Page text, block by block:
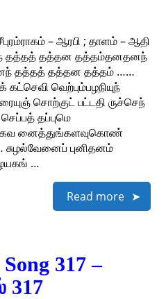
– ஆரபி ; தாளம் – ஆதி
தத்தத் தத்தன தத்தம்தனதனந்
தத்தத் தத்தன தத்தம் ……
வெற்பும்பழநியுந்
சொற்குட் பட்டதி ருச்செந்
தப்புமெ
னைத்துங்களவுகொண்
புனிதனம்
…
Read more
317 –
317